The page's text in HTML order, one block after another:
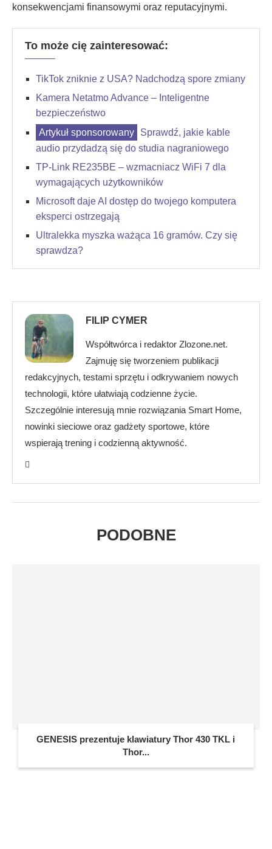
konsekwencjami finansowymi oraz reputacyjnymi.
To może cię zainteresować:
TikTok zniknie z USA? Nadchodzą spore zmiany
Kamera Netatmo Advance – Inteligentne
bezpieczeństwo
Sprawdź, jakie kable
audio przydadzą się do studia nagraniowego
TP-Link RE235BE – wzmacniacz WiFi 7 dla
wymagających użytkowników
Microsoft daje AI dostęp do twojego komputera
eksperci ostrzegają
Ultralekka myszka ważąca 16 gramów. Czy się
sprawdza?
FILIP CYMER
Współtwórca i redaktor Zlozone.net.
Zajmuję się tworzeniem publikacji
redakcyjnych, testami sprzętu i odkrywaniem nowych
technologii, które ułatwiają codzienne życie.
Szczególnie interesują mnie rozwiązania Smart Home,
nowinki sieciowe oraz gadżety sportowe, które
wspierają trening i codzienną aktywność.
PODOBNE
GENESIS prezentuje klawiatury Thor 430 TKL i
Thor...